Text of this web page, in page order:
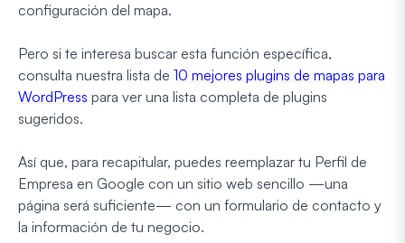
configuración del mapa.
Pero si te interesa buscar esta función específica,
consulta nuestra lista de 10 mejores plugins de mapas para
WordPress para ver una lista completa de plugins
sugeridos.
Así que, para recapitular, puedes reemplazar tu Perfil de
Empresa en Google con un sitio web sencillo —una
página será suficiente— con un formulario de contacto y
la información de tu negocio.